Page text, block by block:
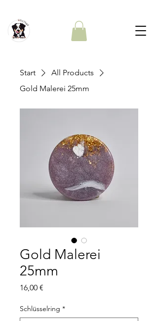
Start
All Products
Gold Malerei 25mm
Gold Malerei
25mm
16,00 €
Schlüsselring *